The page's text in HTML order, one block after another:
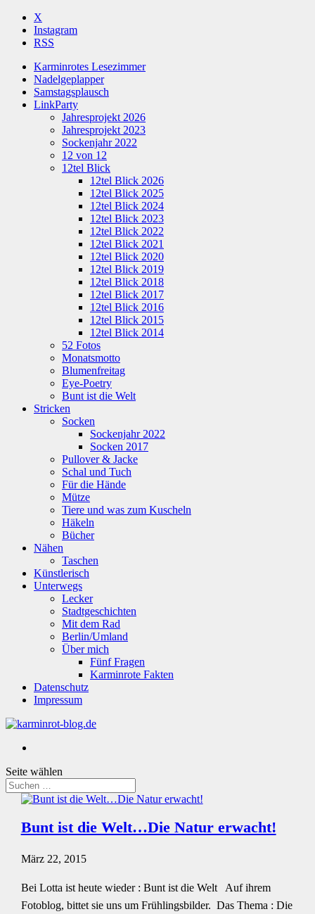
X
Instagram
RSS
Karminrotes Lesezimmer
Nadelgeplapper
Samstagsplausch
LinkParty
Jahresprojekt 2026
Jahresprojekt 2023
Sockenjahr 2022
12 von 12
12tel Blick
12tel Blick 2026
12tel Blick 2025
12tel Blick 2024
12tel Blick 2023
12tel Blick 2022
12tel Blick 2021
12tel Blick 2020
12tel Blick 2019
12tel Blick 2018
12tel Blick 2017
12tel Blick 2016
12tel Blick 2015
12tel Blick 2014
52 Fotos
Monatsmotto
Blumenfreitag
Eye-Poetry
Bunt ist die Welt
Stricken
Socken
Sockenjahr 2022
Socken 2017
Pullover & Jacke
Schal und Tuch
Für die Hände
Mütze
Tiere und was zum Kuscheln
Häkeln
Bücher
Nähen
Taschen
Künstlerisch
Unterwegs
Lecker
Stadtgeschichten
Mit dem Rad
Berlin/Umland
Über mich
Fünf Fragen
Karminrote Fakten
Datenschutz
Impressum
Seite wählen
Bunt ist die Welt…Die Natur erwacht!
März 22, 2015
Bei Lotta ist heute wieder : Bunt ist die Welt Auf ihrem
Fotoblog, bittet sie uns um Frühlingsbilder. Das Thema : Die